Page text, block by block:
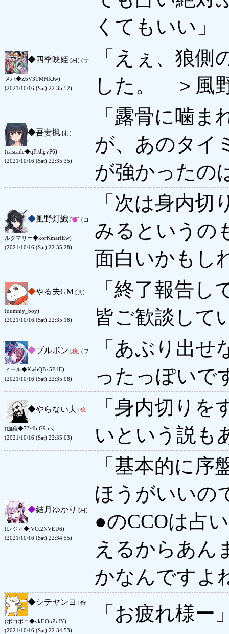
くてもいい」
◆四季映姫 [村] (サ
メハ◆ZbV3TMNKJw)
(2021/10/16 (Sat) 22:35:52)
「えぇ、狼
した。 ＞風
◆吾妻楓 [村]
(cascade◆qFi/JlgvP6)
(2021/10/16 (Sat) 22:35:35)
「露骨に噛
が、あのタイ
が強かったの
◆風野灯織 [狐] (コ
ルクマリー◆korKmarIEw)
(2021/10/16 (Sat) 22:35:28)
「次は身内
みるというの
面白いかもし
◆やる夫GM [共]
(dummy_boy)
(2021/10/16 (Sat) 22:35:18)
「終了報告し
皆ご歓談して
◆ブルボン [狼] (フ
ィール◆KwbQBx5E1E)
(2021/10/16 (Sat) 22:35:08)
「あぶり出
ったっぽいで
◆やらない夫 [狼]
(伽羅◆73/4b.G9ms)
(2021/10/16 (Sat) 22:35:03)
「身内切り
いという説も
◆結月ゆかり [村]
(レジィ◆jVO.2NVEU6)
(2021/10/16 (Sat) 22:34:55)
「基本的に
ほうがいいの
●のCCOは占
えるからあん
かなんですよ
◆シテヤンヨ [狩]
(ボコボコ◆ykF.OnZcIY)
(2021/10/16 (Sat) 22:34:53)
「お疲れ様ー